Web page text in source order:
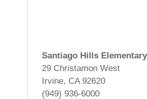
Santiago Hills
29 Christamon West
Irvine, CA 92620
(949) 936-6000